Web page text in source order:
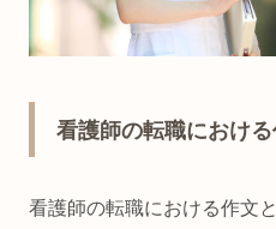
看護師の転職におけ
看護師の転職における作文